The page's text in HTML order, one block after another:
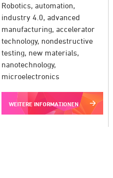
Robotics, automation,
industry 4.0, advanced
manufacturing, accelerator
technology, nondestructive
testing, new materials,
nanotechnology,
microelectronics
WEITERE INFORMATIONEN